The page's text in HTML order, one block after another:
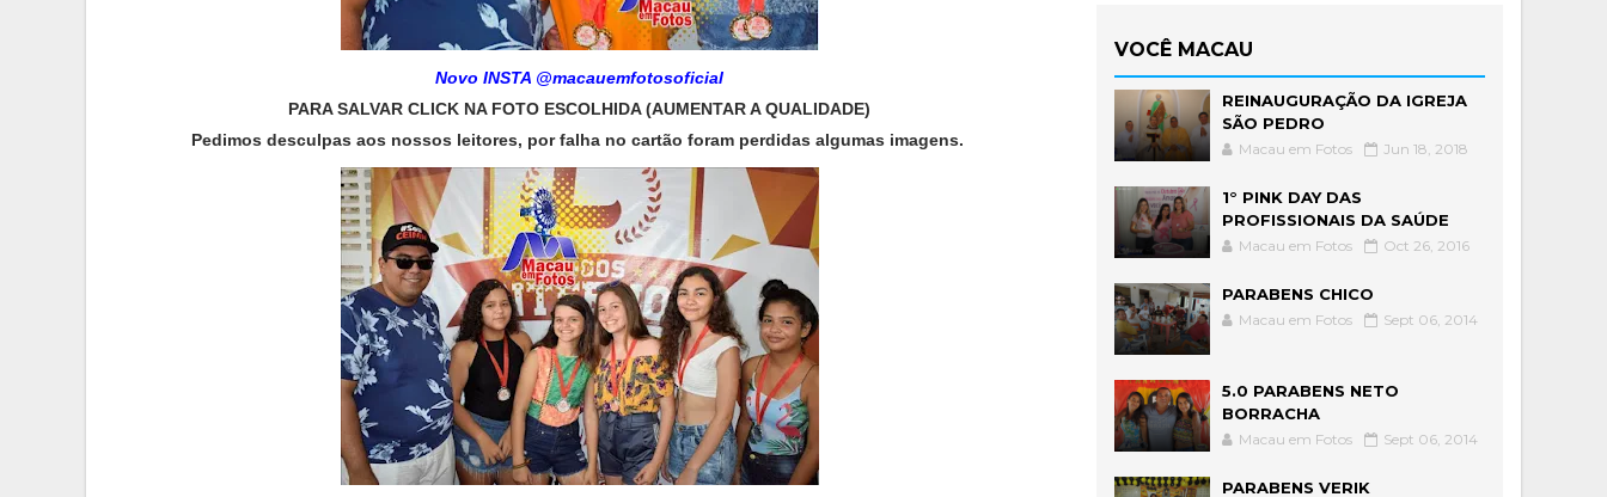
Novo INSTA @macauemfotosoficial
PARA SALVARCLICK NA FOTO ESCOLHIDA (AUMENTAR A QUALIDADE)
Pedimos desculpas aos nossos leitores, por falha no cartão foram perdidas algumas imagens.
VOCÊ MACAU
REINAUGURAÇÃO DA IGREJA
SÃO PEDRO
Macau em Fotos Jun 18, 2018
1° PINK DAY DAS
PROFISSIONAIS DA SAÚDE
Macau em Fotos Oct 26, 2016
PARABENS CHICO
Macau em Fotos Sept 06, 2014
5.0 PARABENS NETO
BORRACHA
Macau em Fotos Sept 06, 2014
PARABENS VERIK